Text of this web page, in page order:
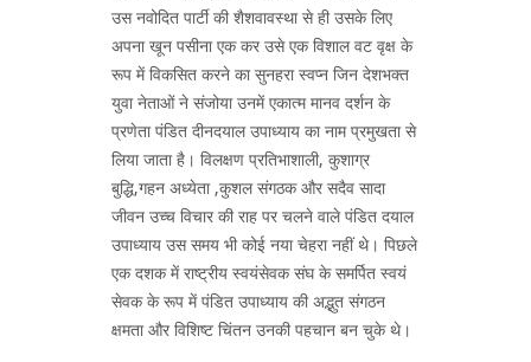
उस नवोदित पार्टी की शैशवावस्था से ही उसके लिए
अपना खून पसीना एक कर उसे एक विशाल वट वृक्ष के
रूप में विकसित करने का सुनहरा स्वप्न जिन देशभक्त
युवा नेताओं ने संजोया उनमें एकात्म मानव दर्शन के
प्रणेता पंडित दीनदयाल उपाध्याय का नाम प्रमुखता से
लिया जाता है। विलक्षण प्रतिभाशाली, कुशाग्र
बुद्धि,गहन अध्येता ,कुशल संगठक और सदैव सादा
जीवन उच्च विचार की राह पर चलने वाले पंडित दयाल
उपाध्याय उस समय भी कोई नया चेहरा नहीं थे। पिछले
एक दशक में राष्ट्रीय स्वयंसेवक संघ के समर्पित स्वयं
सेवक के रूप में पंडित उपाध्याय की अद्भुत संगठन
क्षमता और विशिष्ट चिंतन उनकी पहचान बन चुके थे।